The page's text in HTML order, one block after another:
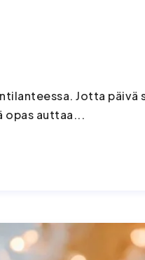
Jotta päivä
opas auttaa...